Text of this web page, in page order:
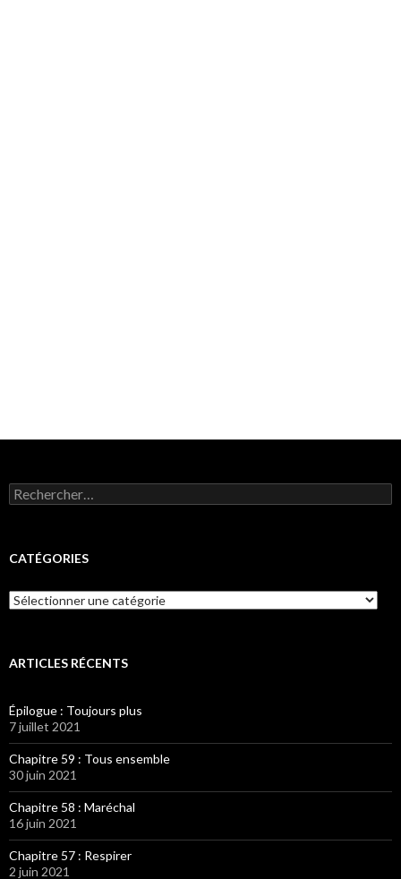
Rechercher :
CATÉGORIES
Catégories
ARTICLES RÉCENTS
Épilogue : Toujours plus
7 juillet 2021
Chapitre 59 : Tous ensemble
30 juin 2021
Chapitre 58 : Maréchal
16 juin 2021
Chapitre 57 : Respirer
2 juin 2021